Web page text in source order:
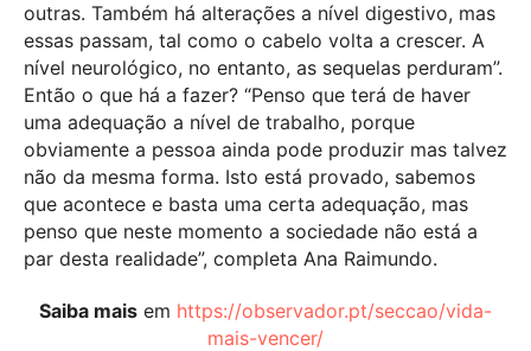
outras. Também há alterações a nível digestivo, mas
essas passam, tal como o cabelo volta a crescer. A
nível neurológico, no entanto, as sequelas perduram”.
Então o que há a fazer? “Penso que terá de haver
uma adequação a nível de trabalho, porque
obviamente a pessoa ainda pode produzir mas talvez
não da mesma forma. Isto está provado, sabemos
que acontece e basta uma certa adequação, mas
penso que neste momento a sociedade não está a
par desta realidade”, completa Ana Raimundo.
Saiba mais em https://observador.pt/seccao/vida-
mais-vencer/